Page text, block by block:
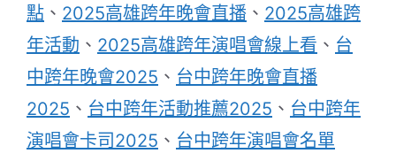
點 、 2025高雄跨年晚會直播 、 2025高雄跨
年活動 、 2025高雄跨年演唱會線上看 、 台
中跨年晚會2025 、 台中跨年晚會直播
2025 、 台中跨年活動推薦2025 、 台中跨年
演唱會卡司2025 、 台中跨年演唱會名單